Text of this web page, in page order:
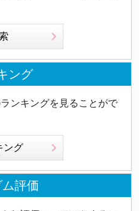
ング
ンキングを見ることがで
ング
評価